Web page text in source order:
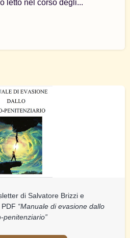
di Salvatore Brizzi e
PDF “Manuale di evasione dallo
penitenziario”
letto nel corso degli...